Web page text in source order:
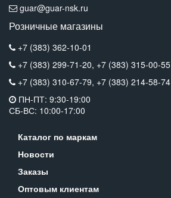
guar@guar-nsk.ru
Розничные магазины
+7 (383) 362-10-01
+7 (383) 299-71-20, +7 (383) 315-00-55
+7 (383) 310-67-79, +7 (383) 214-58-74
ПН-ПТ: 9:30-19:00
СБ-ВС: 10:00-17:00
Каталог по маркам
Новости
Заказы
Оптовым клиентам